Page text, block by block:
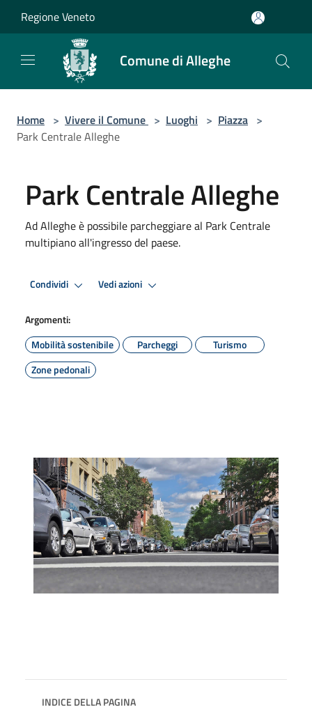
Regione Veneto
Comune di Alleghe
Home > Vivere il Comune > Luoghi > Piazza >
Park Centrale Alleghe
Park Centrale Alleghe
Ad Alleghe è possibile parcheggiare al Park Centrale
multipiano all'ingresso del paese.
Condividi Vedi azioni
Argomenti:
Mobilità sostenibile
Parcheggi
Turismo
Zone pedonali
INDICE DELLA PAGINA